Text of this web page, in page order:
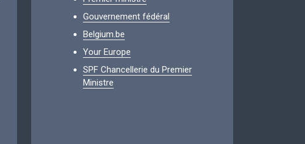
Gouvernement fédéral
Belgium.be
Your Europe
SPF Chancellerie du Premier
Ministre